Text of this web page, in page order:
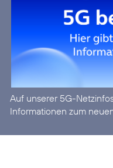
Auf unserer 5G-
Informationen zum